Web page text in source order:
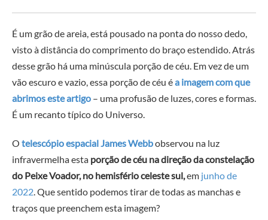
É um grão de areia, está pousado na ponta do nosso dedo,
visto à distância do comprimento do braço estendido. Atrás
desse grão há uma minúscula porção de céu. Em vez de um
vão escuro e vazio, essa porção de céu éa imagem com que
abrimos este artigo – uma profusão de luzes, cores e formas.
É um recanto típico do Universo.
O telescópio espacial James Webbobservou na luz
infravermelha esta porção de céu na direção da constelação
do Peixe Voador, no hemisfério celeste sul,em junho de
2022. Que sentido podemos tirar de todas as manchas e
traços que preenchem esta imagem?